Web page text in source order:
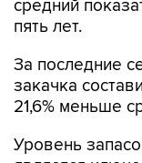
средний
пять лет.
За последние
закачка
21,6% меньше
Уровень